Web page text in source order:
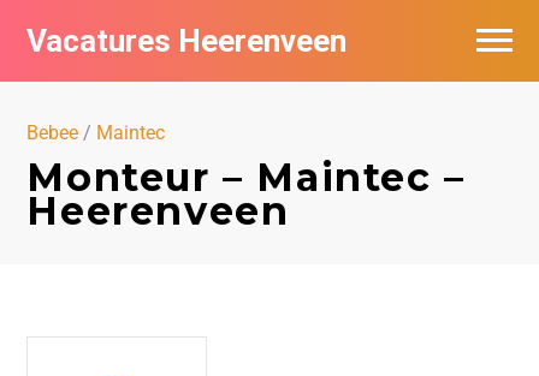
Vacatures Heerenveen
Bebee / Maintec
Monteur – Maintec –
Heerenveen
Vacatures per bedrijf
Nieuwsbrief feed